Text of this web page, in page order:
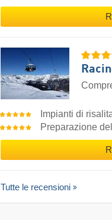
Impianti di
Preparazione
Tutte le recensioni